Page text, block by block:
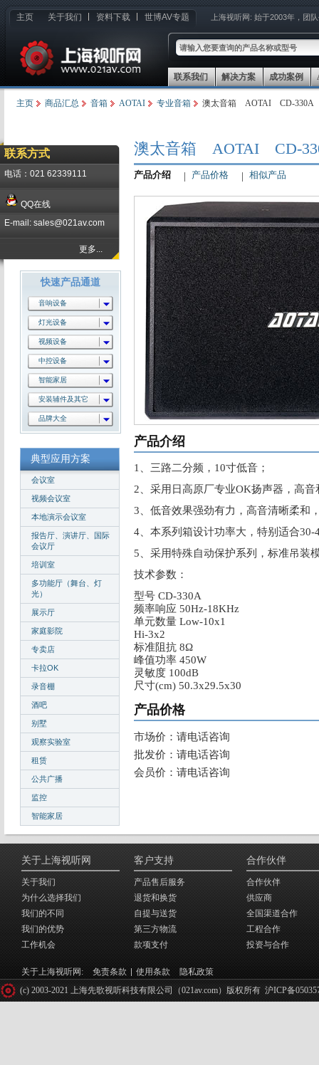
主页 关于我们 资料下载 世博AV专题 上海视听网: 始于2003年，团
联系我们 解决方案 成功案例
主页 商品汇总 音箱 AOTAI 专业音箱 澳太音箱 AOTAI CD-330A
澳太音箱 AOTAI CD-
产品介绍 产品价格 相似产品
产品介绍
1、三路二分频，10寸低音；
2、采用日高原厂专业OK扬声器，高
3、低音效果强劲有力，高音清晰柔和
4、本系列箱设计功率大，特别适合30-
5、采用特殊自动保护系列，标准吊装
技术参数：
型号 CD-330A
频率响应 50Hz-18KHz
单元数量 Low-10x1
Hi-3x2
标准阻抗 8Ω
峰值功率 450W
灵敏度 100dB
尺寸(cm) 50.3x29.5x30
产品价格
市场价：请电话咨询
批发价：请电话咨询
会员价：请电话咨询
联系方式
电话：021 62339111
QQ在线
E-mail: sales@021av.com
更多...
快速产品通道
音响设备
灯光设备
视频设备
中控设备
智能家居
安装辅件及其它
品牌大全
典型应用方案
会议室
视频会议室
本地演示会议室
报告厅、演讲厅、国际
会议厅
培训室
多功能厅（舞台、灯
光）
展示厅
家庭影院
专卖店
卡拉OK
录音棚
酒吧
别墅
观察实验室
租赁
公共广播
监控
智能家居
关于上海视听网
关于我们
为什么选择我们
我们的不同
我们的优势
工作机会
客户支持
产品售后服务
退货和换货
自提与送货
第三方物流
款项支付
合作伙伴
合作伙伴
供应商
全国渠道合作
工程合作
投资与合作
关于上海视听网: 免责条款 使用条款
隐私政策
(c) 2003-2021 上海先歌视听科技有限公司（021av.com）版权所有 沪ICP备